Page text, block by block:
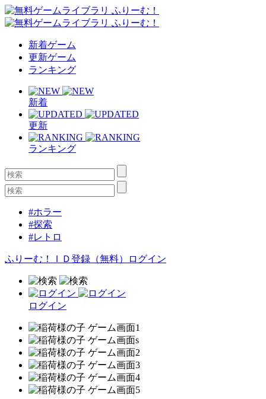
新着ゲーム
更新ゲーム
ランキング
新着
更新
ランキング
#ホラー
#探索
#レトロ
ふりーむ！ＩＤ登録（無料） ログイン
ログイン